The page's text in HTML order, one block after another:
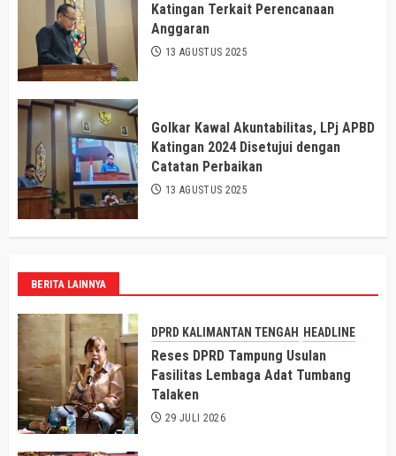
Katingan Terkait Perencanaan
Anggaran
13 AGUSTUS 2025
Golkar Kawal Akuntabilitas, LPj APBD
Katingan 2024 Disetujui dengan
Catatan Perbaikan
13 AGUSTUS 2025
BERITA LAINNYA
DPRD KALIMANTAN TENGAH HEADLINE
Reses DPRD Tampung Usulan
Fasilitas Lembaga Adat Tumbang
Talaken
29 JULI 2026